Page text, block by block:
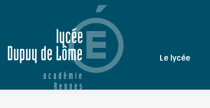
Le lycée